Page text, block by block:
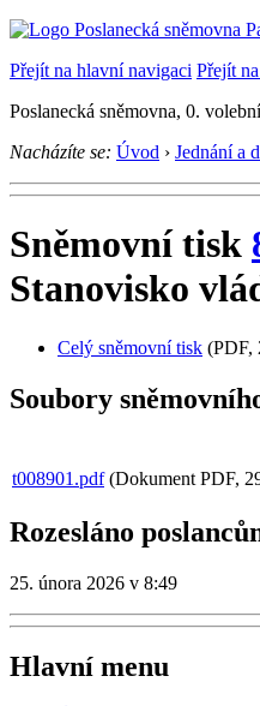
Přejít na hlavní navigaci Přejít
Poslanecká sněmovna, 0.
Nacházíte se: Úvod › Jednání a
Sněmovní tisk
Stanovisko
Celý sněmovní tisk (PDF,
Soubory
t008901.pdf(Dokument PDF,
Rozesláno
25. února 2026 v 8:49
Hlavní menu